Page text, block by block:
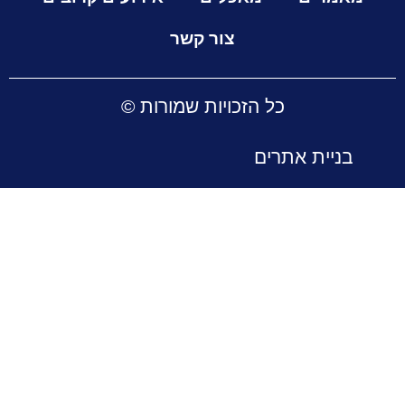
צור קשר
כל הזכויות שמורות ©
בניית אתרים